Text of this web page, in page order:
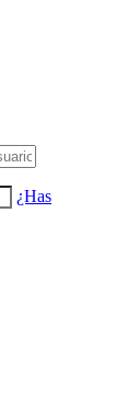
¿Has